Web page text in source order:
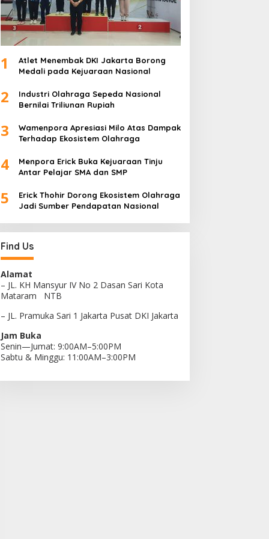
1
Atlet Menembak DKI Jakarta Borong
Medali pada Kejuaraan Nasional
2
Industri Olahraga Sepeda Nasional
Bernilai Triliunan Rupiah
3
Wamenpora Apresiasi Milo Atas Dampak
Terhadap Ekosistem Olahraga
4
Menpora Erick Buka Kejuaraan Tinju
Antar Pelajar SMA dan SMP
5
Erick Thohir Dorong Ekosistem Olahraga
Jadi Sumber Pendapatan Nasional
Find Us
Alamat
– JL. KH Mansyur IV No 2 Dasan Sari Kota
Mataram NTB
– JL. Pramuka Sari 1 Jakarta Pusat DKI Jakarta
Jam Buka
Senin—Jumat: 9:00AM–5:00PM
Sabtu & Minggu: 11:00AM–3:00PM